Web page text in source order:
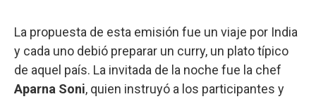
La propuesta de esta emisión fue un viaje por India
y cada uno debió preparar un curry, un plato típico
de aquel país. La invitada de la noche fue la chef
Aparna Soni, quien instruyó a los participantes y